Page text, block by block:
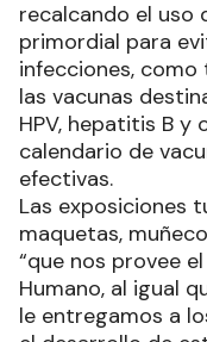
recalcando el uso
primordial para
infecciones,
las vacunas
HPV, hepatitis B y
calendario de
efectivas.
Las exposiciones
maquetas,
“que nos provee
Humano, al igual
le entregamos a